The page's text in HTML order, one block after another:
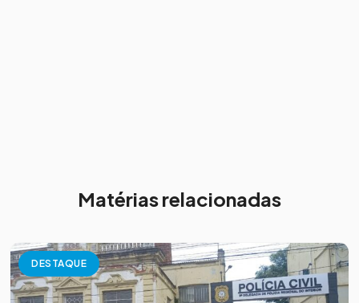
Matérias relacionadas
DESTAQUE